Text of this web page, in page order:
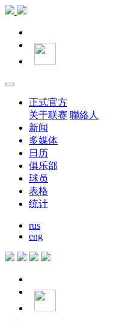
正式官方
关于联赛 聯絡人
新闻
多媒体
日历
俱乐部
球员
表格
统计
rus
eng